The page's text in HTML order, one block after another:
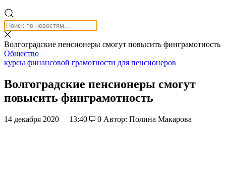
Волгоградские пенсионеры смогут повысить финграмотность
Общество
курсы финансовой грамотности для пенсионеров
Волгоградские пенсионеры смогут
повысить финграмотность
14 декабря 2020 13:40 0 Автор: Полина Макарова